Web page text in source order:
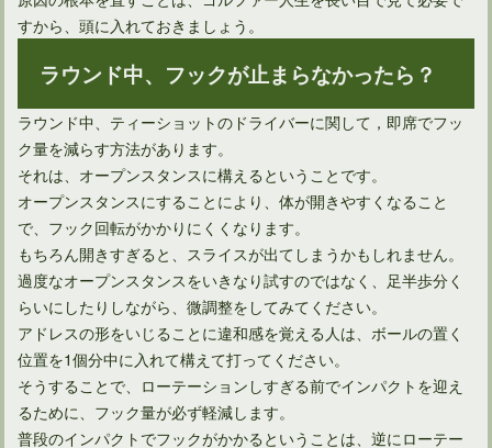
すから、頭に入れておきましょう。
ラウンド中、フックが止まらなかったら？
ラウンド中、ティーショットのドライバーに関して，即席でフッ
ク量を減らす方法があります。
それは、オープンスタンスに構えるということです。
オープンスタンスにすることにより、体が開きやすくなること
で、フック回転がかかりにくくなります。
もちろん開きすぎると、スライスが出てしまうかもしれません。
過度なオープンスタンスをいきなり試すのではなく、足半歩分く
らいにしたりしながら、微調整をしてみてください。
アドレスの形をいじることに違和感を覚える人は、ボールの置く
位置を1個分中に入れて構えて打ってください。
そうすることで、ローテーションしすぎる前でインパクトを迎え
るために、フック量が必ず軽減します。
普段のインパクトでフックがかかるということは、逆にローテー